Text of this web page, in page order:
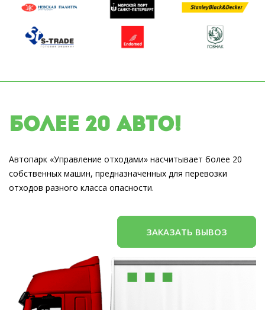
Более 20 авто!
Автопарк «Управление отходами» насчитывает более 20
собственных машин, предназначенных для перевозки
отходов разного класса опасности.
ЗАКАЗАТЬ ВЫВОЗ